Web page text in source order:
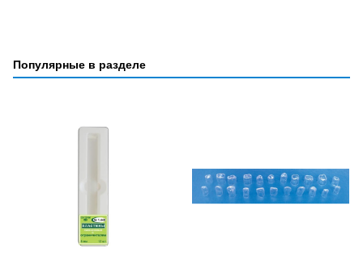
Популярные в разделе